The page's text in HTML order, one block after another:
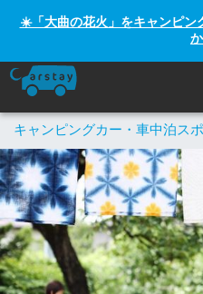
☀️「大曲の花火」をキャンピン
キャンピングカー・車中泊ス